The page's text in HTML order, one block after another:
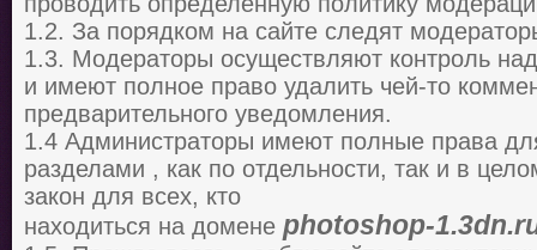
1.2. За порядком на сайте следят
1.3. Модераторы осуществляют контроль
и имеют полное право удалить чей-то
предварительного уведомления.
1.4 Администраторы имеют полные права
разделами , как по отдельности, так и в
закон для всех, кто
находиться на домене photoshop-